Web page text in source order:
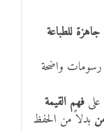
جاهزة للطباعة
واضحة
فهم القيمة
بدلاً من الحفظ